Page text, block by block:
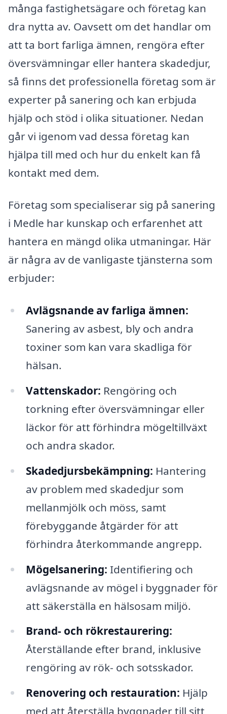
många fastighetsägare och företag kan
dra nytta av. Oavsett om det handlar om
att ta bort farliga ämnen, rengöra efter
översvämningar eller hantera skadedjur,
så finns det professionella företag som är
experter på sanering och kan erbjuda
hjälp och stöd i olika situationer. Nedan
går vi igenom vad dessa företag kan
hjälpa till med och hur du enkelt kan få
kontakt med dem.
Företag som specialiserar sig på sanering
i Medle har kunskap och erfarenhet att
hantera en mängd olika utmaningar. Här
är några av de vanligaste tjänsterna som
erbjuder:
Avlägsnande av farliga ämnen:
Sanering av asbest, bly och andra
toxiner som kan vara skadliga för
hälsan.
Vattenskador: Rengöring och
torkning efter översvämningar eller
läckor för att förhindra mögeltillväxt
och andra skador.
Skadedjursbekämpning: Hantering
av problem med skadedjur som
mellanmjölk och möss, samt
förebyggande åtgärder för att
förhindra återkommande angrepp.
Mögelsanering: Identifiering och
avlägsnande av mögel i byggnader för
att säkerställa en hälsosam miljö.
Brand- och rökrestaurering:
Återställande efter brand, inklusive
rengöring av rök- och sotsskador.
Renovering och restauration: Hjälp
med att återställa byggnader till sitt